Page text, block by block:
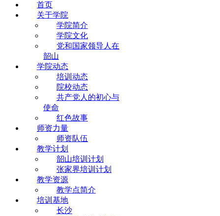
首页
关于学院
学院简介
学院文化
党和国家领导人在
韶山
学院动态
培训动态
院校动态
共产党人的初心与
使命
红色故事
师资力量
师资队伍
教学计划
韶山培训计划
张家界培训计划
教学资源
教学点简介
培训基地
长沙